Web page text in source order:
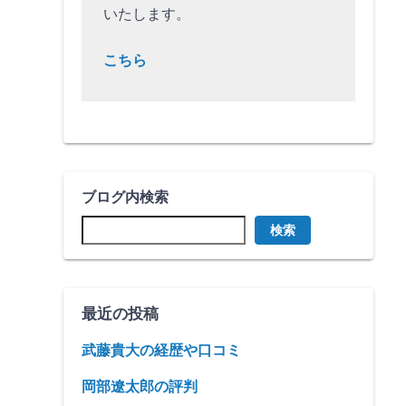
いたします。
こちら
ブログ内検索
検索
最近の投稿
武藤貴大の経歴や口コミ
岡部遼太郎の評判